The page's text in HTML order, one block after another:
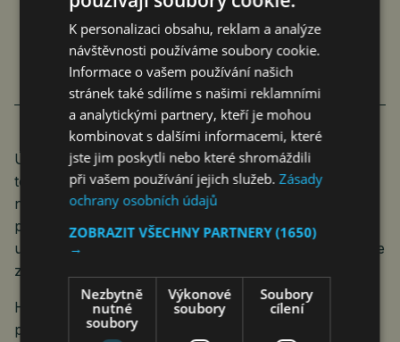
TAK NĚJAK NEPLNÍME
Komentáře 21. 12. 2023
Účastníci dnešní panelové debaty se také shodli na
tom, že ekologizace tuzemského hospodářství je
nezvratný proces, který nezastaví ani případné
politické změny po volbách. Neděla v této souvislosti
upozornil, že jde o celosvětový trend a Česko nemůže
zůstat pozadu.
Hlavním strategickým dokumentem pro další
pokračování dekarbonizace v ČR bude Národní
K personalizaci obsahu, reklam a analýze
návštěvnosti používáme soubory cookie.
Informace o vašem používání našich
stránek také sdílíme s našimi reklamními
a analytickými partnery, kteří je mohou
kombinovat s dalšími informacemi, které
jste jim poskytli nebo které shromáždili
při vašem používání jejich služeb.Zásady
ochrany osobních údajů
ZOBRAZIT VŠECHNY PARTNERY(1650)
→
Nezbytně
nutné
soubory
Výkonové
soubory
Soubory
cílení